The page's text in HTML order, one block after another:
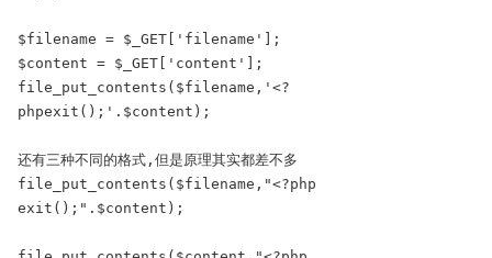
$filename = $_GET['filename'];
$content = $_GET['content'];
file_put_contents($filename,'<?
phpexit();'.$content);
还有三种不同的格式,但是原理其实都差不多
file_put_contents($filename,"<?php
exit();".$content);